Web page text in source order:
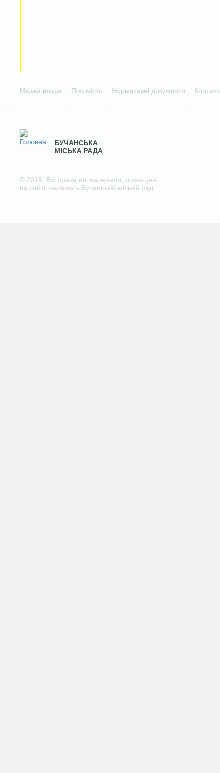
Міська влада Про місто Нормативні документи
БУЧАНСЬКА
МІСЬКА РАДА
© 2015. Всі права на матеріали, розміщені
на сайті, належать Бучанській міській раді